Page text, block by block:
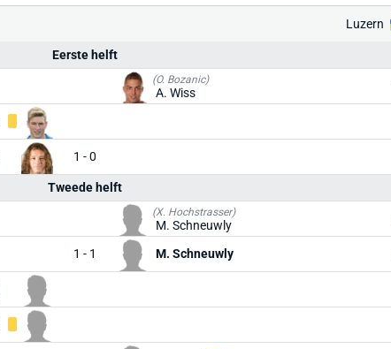
Luzern
Eerste helft
(O. Bozanic)
A. Wiss
1 - 0
Tweede helft
(X. Hochstrasser)
M. Schneuwly
1 - 1 M. Schneuwly